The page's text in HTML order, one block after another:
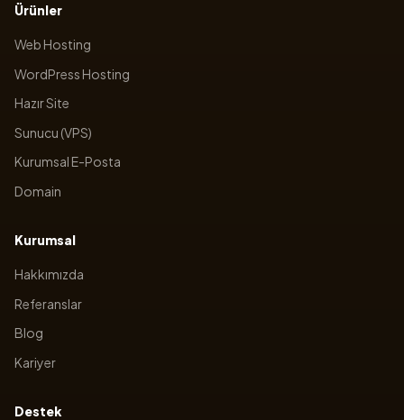
Ürünler
Web Hosting
WordPress Hosting
Hazır Site
Sunucu (VPS)
Kurumsal E-Posta
Domain
Kurumsal
Hakkımızda
Referanslar
Blog
Kariyer
Destek